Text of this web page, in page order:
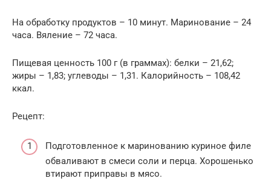
На обработку продуктов – 10 минут. Маринование – 24
часа. Вяление – 72 часа.
Пищевая ценность 100 г (в граммах): белки – 21,62;
жиры – 1,83; углеводы – 1,31. Калорийность – 108,42
ккал.
Рецепт:
Подготовленное к маринованию куриное филе
обваливают в смеси соли и перца. Хорошенько
втирают приправы в мясо.